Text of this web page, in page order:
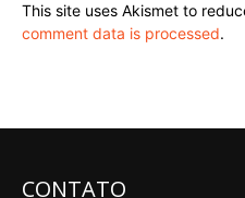
This site uses Akismet to
comment data is processed.
CONTATO